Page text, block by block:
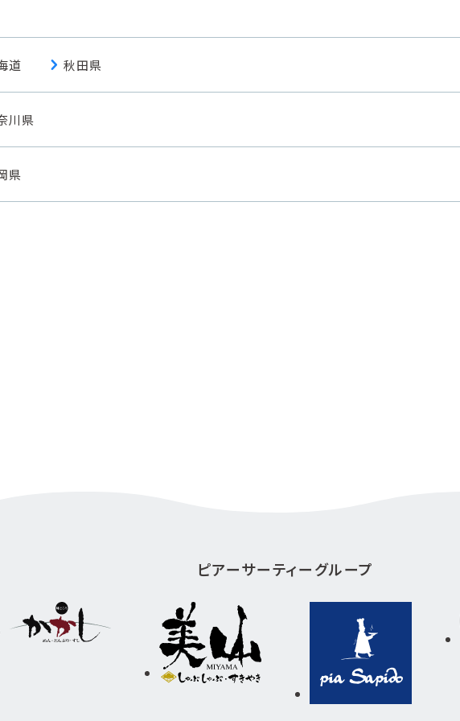
道 chevron_right 秋田県
川県
県
ピアーサーティーグループ